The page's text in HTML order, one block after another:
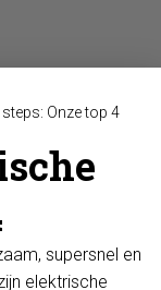
Onze top 4
supersnel en
elektrische